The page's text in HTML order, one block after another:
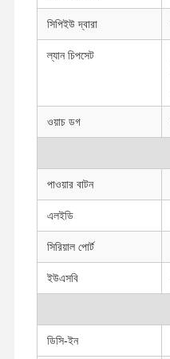
সিপিইউ দ্বারা
ল্যান চিপসেট
ওয়াচ ডগ
পাওয়ার বাটন
এলইডি
সিরিয়াল পোর্ট
ইউএসবি
ডিসি-ইন